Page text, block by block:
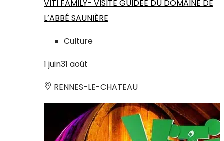
VITI FAMILY- VISITE GUIDÉE DU DOMAINE DE
L’ABBÉ SAUNIÈRE
Culture
1 juin31 août
RENNES-LE-CHATEAU